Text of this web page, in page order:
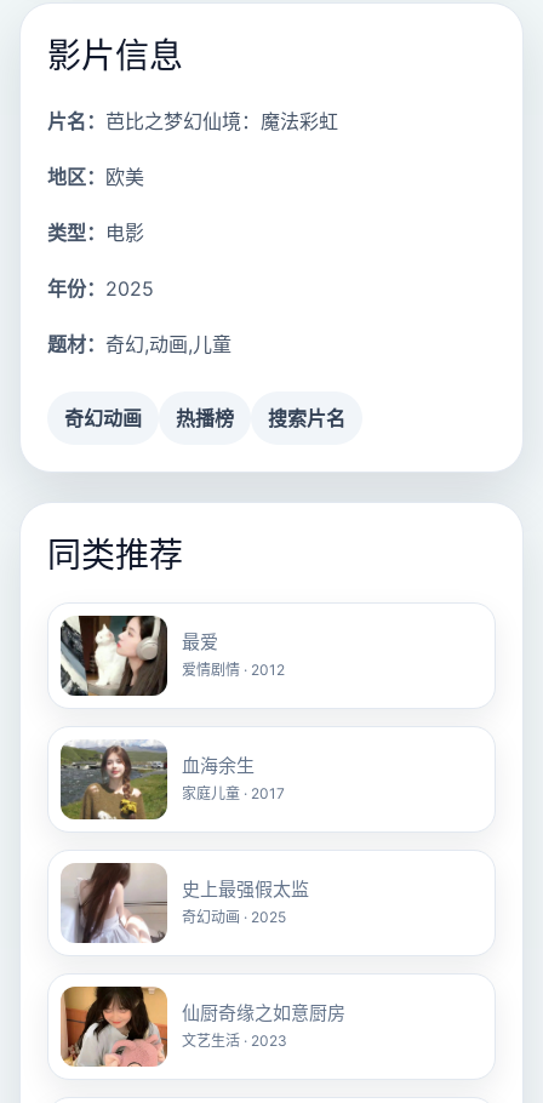
影片信息
片名： 芭比之梦幻仙境：魔法彩虹
地区： 欧美
类型： 电影
年份： 2025
题材： 奇幻,动画,儿童
奇幻动画 热播榜 搜索片名
同类推荐
最爱
爱情剧情 · 2012
血海余生
家庭儿童 · 2017
史上最强假太监
奇幻动画 · 2025
仙厨奇缘之如意厨房
文艺生活 · 2023